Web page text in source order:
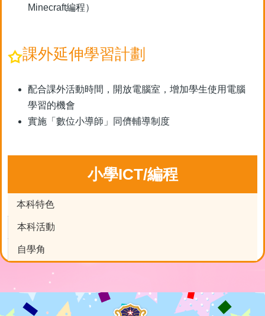
Minecraft編程）
課外延伸學習計劃
配合課外活動時間，開放電腦室，增加學生使用電腦
學習的機會
實施「數位小導師」同儕輔導制度
小學ICT/編程
本科特色
本科活動
自學角